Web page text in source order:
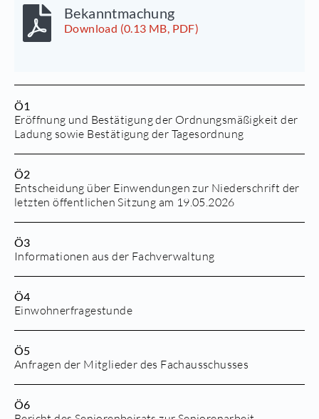
Bekanntmachung
Download (0.13 MB, PDF)
Ö1
Eröffnung und Bestätigung der Ordnungsmäßigkeit der
Ladung sowie Bestätigung der Tagesordnung
Ö2
Entscheidung über Einwendungen zur Niederschrift der
letzten öffentlichen Sitzung am 19.05.2026
Ö3
Informationen aus der Fachverwaltung
Ö4
Einwohnerfragestunde
Ö5
Anfragen der Mitglieder des Fachausschusses
Ö6